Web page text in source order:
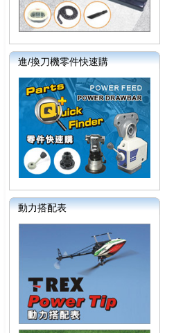
進/換刀機零件快速購
動力搭配表